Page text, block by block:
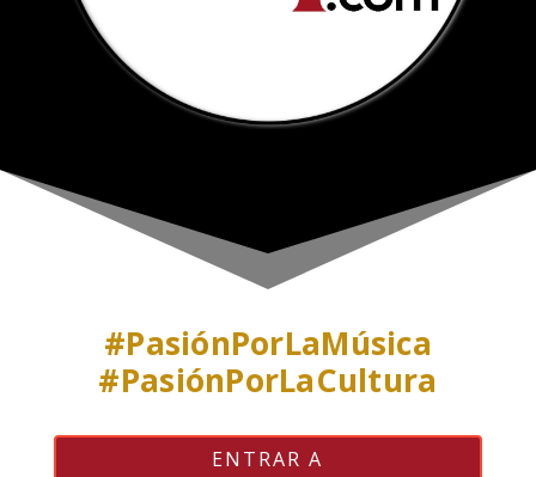
#PasiónPorLaMúsica
#PasiónPorLaCultura
ENTRAR A